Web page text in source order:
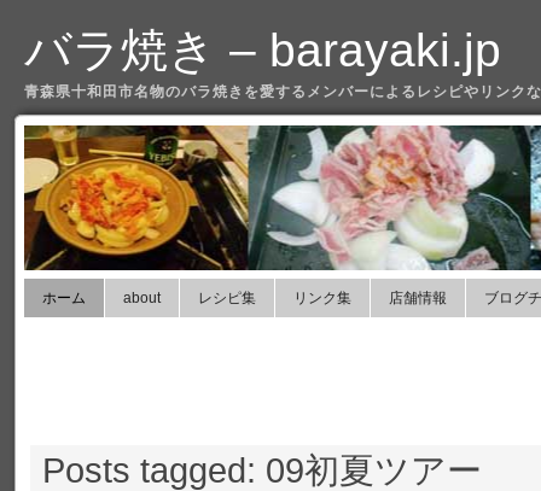
バラ焼き – barayaki.jp
青森県十和田市名物のバラ焼きを愛するメンバーによるレシピやリンク
ホーム about レシピ集 リンク集 店舗情報 ブログ
Posts tagged: 09初夏ツアー